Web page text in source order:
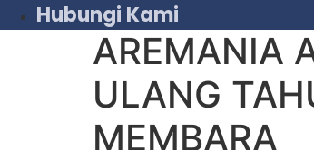
Hubungi Kami
AREMANIA
ULANG
MEMBARA